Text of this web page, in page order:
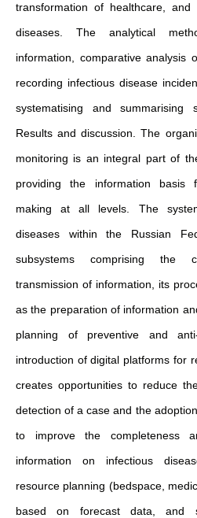
transformation of healthcare,
diseases. The analytical
information, comparative analysis
recording infectious disease
systematising and summarising
Results and discussion. The
monitoring is an integral part of
providing the information basis
making at all levels. The
diseases within the Russian
subsystems comprising the
transmission of information, its
as the preparation of information
planning of preventive and
introduction of digital platforms for
creates opportunities to reduce
detection of a case and the
to improve the completeness
information on infectious
resource planning (bedspace,
based on forecast data, and